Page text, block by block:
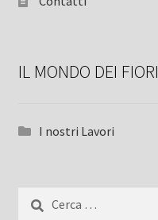
IL MONDO DEI FIORI
I nostri Lavori
Ricerca